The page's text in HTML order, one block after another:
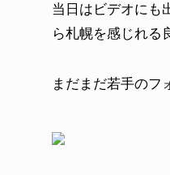
当日はビデオにも
ら札幌を感じれる
まだまだ若手のフ